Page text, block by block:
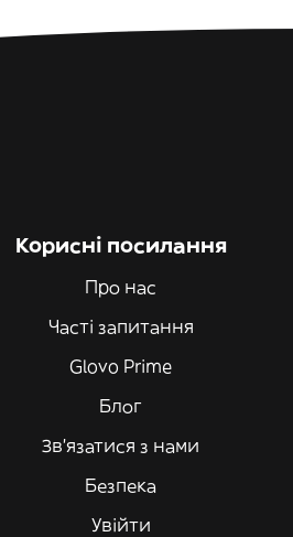
Корисні посилання
Про нас
Часті запитання
Glovo Prime
Блог
Зв'язатися з нами
Безпека
Увійти